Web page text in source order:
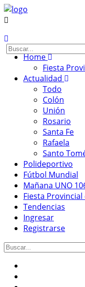
Home
Fiesta
Actualidad
Todo
Colón
Unión
Rosario
Santa Fe
Rafaela
Santo
Polideportivo
Fútbol Mundial
Mañana UNO
Fiesta
Tendencias
Ingresar
Registrarse